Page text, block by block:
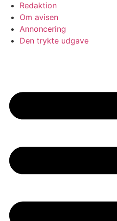
Redaktion
Om avisen
Annoncering
Den trykte udgave